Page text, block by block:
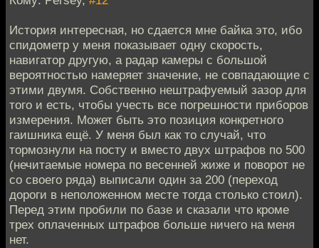
История интересная, но сдается мне байка это, ибо
спидометр у меня показывает одну скорость,
навигатор другую, а радар камеры с большой
вероятностью намеряет значение, не совпадающие с
этими двумя. Собственно нештрафуемый зазор для
того и есть, чтобы учесть все погрешности приборов
измерения. Может быть это позиция конкретного
гаишника ещё. У меня был как то случай, что
тормознули на посту и вместо двух штрафов по 500
(нечитаемые номера по весенней жиже и поворот не
со своего ряда) выписали один за 200 (переход
дороги в неположенном месте тогда столько стоил).
Перед этим пробили по базе и сказали что кроме
трех оплаченных штрафов больше ничего на меня
нет.